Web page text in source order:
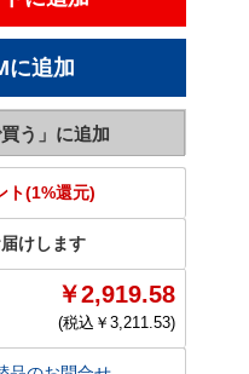
ト(1%還元)
けします
￥2,919.58
(税込￥ 3,211.53)